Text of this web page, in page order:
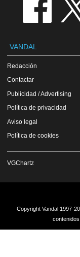
VANDAL
Redacción
Contactar
Publicidad / Advertising
Política de privacidad
Aviso legal
Política de cookies
VGChartz
Copyright Vandal 1997-